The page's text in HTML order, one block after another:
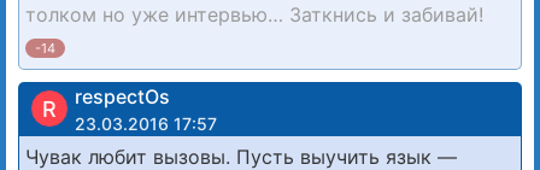
толком но уже интервью… Заткнись и забивай!
-14
R respectOs
23.03.2016 17:57
Чувак любит вызовы. Пусть выучить язык —